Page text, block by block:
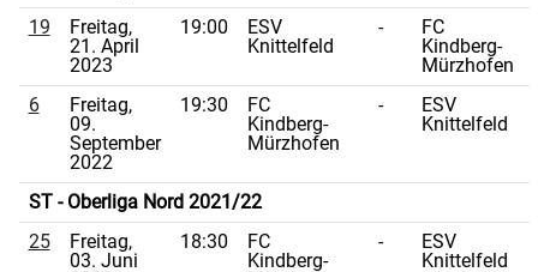
19
Freitag,
21. April
2023
19:00
ESV
Knittelfeld
-
FC
Kindberg-
Mürzhofen
6
Freitag,
09.
September
2022
19:30
FC
Kindberg-
Mürzhofen
-
ESV
Knittelfeld
ST - Oberliga Nord 2021/22
25
Freitag,
03. Juni
18:30
FC
Kindberg-
-
ESV
Knittelfeld